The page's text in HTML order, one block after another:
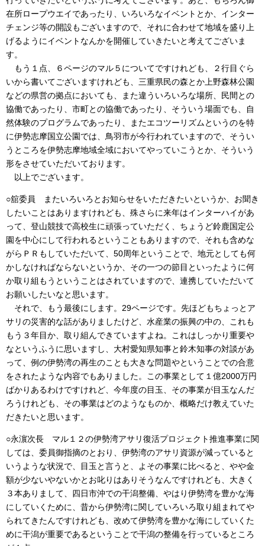
在所ロープウエイであったり、いろいろなイベントとか、インター
チェンジ等の開設もございますので、それに合わせて地域を盛り上
げるようにイベントなんかを開催していきたいと考えてございま
す。
もう１点、６ページのマル５についてですけれども、２行目ぐら
いから書いてございますけれども、三重県民の森とか上野森林公園
などの県営の拠点においても、また違ういろいろな場所、民間との
協働であったり、市町との協働であったり、そういう場面でも、自
然体験のプログラムであったり、またエコツーリズムというのを特
に伊勢志摩国立公園では、鳥羽市が今行われていますので、そうい
うところを伊勢志摩地域全域においてやっていこうとか、そういう
形をさせていただいております。
以上でございます。
○舘委員 またいろいろとお知らせをいただきたいというか、お聞き
したいことはありますけれども、殊さらに来年はインターハイがあ
って、登山競技で高校生に頑張っていただく、ちょうど鈴鹿国定公
園を中心にして行われるということもありますので、それも含めな
がらＰＲもしていただいて、50周年ということで、地元としても何
かしなければならないというか、その一つの節目といったように何
か取り組もうということはされていますので、連携していただいて
お願いしたいなと思います。
それで、もう最後にします。29ページです。先ほどもちょっとア
サリの災害的な話がありましたけど、水産業の振興の中の、これも
もう３年目か、取り組んできていますよね。これはしっかり重要や
なというふうに思いますし、大村愛知県知事と鈴木知事の対談があ
って、例の伊勢湾の再生のことも大きな問題やということでの合意
をされたような内容でもありました。この事業として１億2000万円
ばかりあるわけですけれど、今年度の目玉、その事業が目玉なんだ
ろうけれども、その事業はどのようなものか、概略だけ教えていた
だきたいと思います。
○永濵次長 マル１２の伊勢湾アサリ復活プロジェクト推進事業に関
しては、委員御指摘のとおり、伊勢湾のアサリ資源が減っていると
いうような状況で、目玉と言うと、よその事業に比べると、やや金
額が少ないやないかとお叱りはありそうなんですけれども、大きく
３本ありまして、四日市沖での干潟整備、やはり伊勢湾を豊かな海
にしていくために、昔から伊勢湾に関していろいろ取り組まれてや
られてきたんですけれども、改めて伊勢湾を豊かな海にしていくた
めに干潟が重要であるということで干潟の整備を行っているところ